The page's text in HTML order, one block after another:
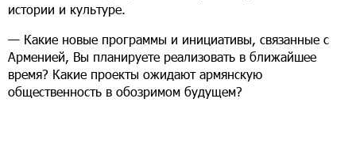
истории и культуре.
— Какие новые программы и инициативы, связанные с
Арменией, Вы планируете реализовать в ближайшее
время? Какие проекты ожидают армянскую
общественность в обозримом будущем?